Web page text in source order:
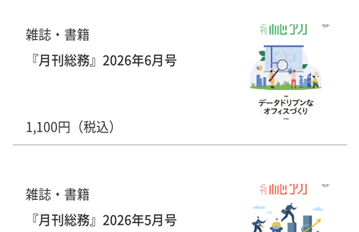
雑誌・書籍
『月刊総務』2026年6月号
1,100円（税込）
雑誌・書籍
『月刊総務』2026年5月号